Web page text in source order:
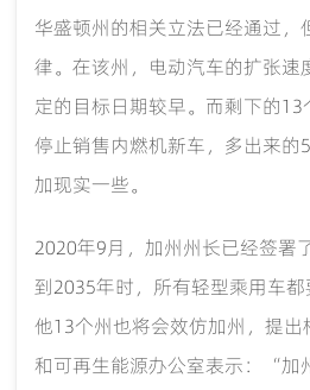
华盛顿州的相关立法已经通过，
律。在该州，电动汽车的扩张速
定的目标日期较早。而剩下的
停止销售内燃机新车，多出来的
加现实一些。
2020年9月，加州州长已经签署
到2035年时，所有轻型乘用车
他13个州也将会效仿加州，提
和可再生能源办公室表示：“加